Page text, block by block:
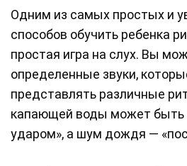
Одним из самых простых и
способов обучить ребенка
простая игра на слух. Вы
определенные звуки,
представлять различные
капающей воды может быть
ударом», а шум дождя —